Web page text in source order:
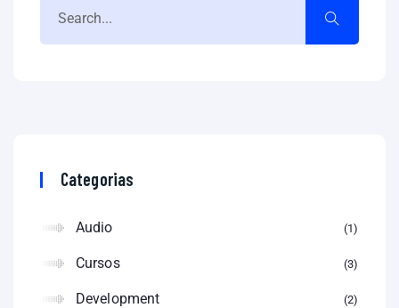
Categorias
Audio 1
Cursos 3
Development 2